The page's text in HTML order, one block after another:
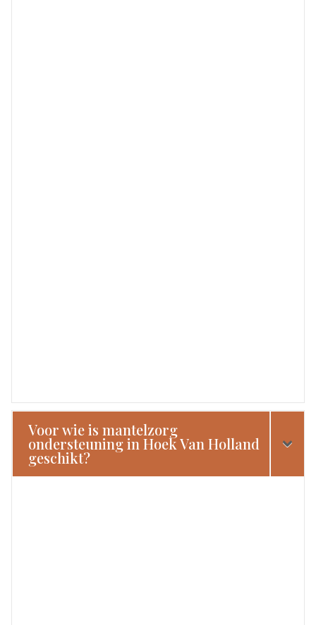
Voor wie is mantelzorg
ondersteuning in Hoek Van Holland
geschikt?